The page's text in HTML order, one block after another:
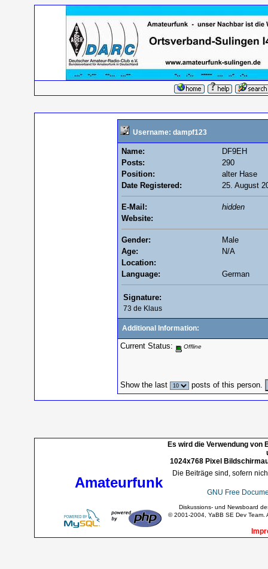
Username: dampf123
Name:
DF9EH
Posts:
290
Position:
alter Hase
Date Registered:
25. August
E-Mail:
hidden
Website:
Gender:
Male
Age:
N/A
Location:
Language:
German
Signature:
73 de Klaus
Additional Information:
Current Status: Offline
Show the last posts of this person.
Es wird die Verwendung
1024x768 Pixel
Amateurfunk
Die Beiträge sind, sofern
GNU Free
Diskussions- und Newsboard
© 2001-2004, YaBB SE Dev Team.